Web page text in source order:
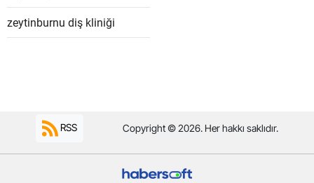
zeytinburnu diş kliniği
RSS Copyright © 2026. Her hakkı saklıdır.